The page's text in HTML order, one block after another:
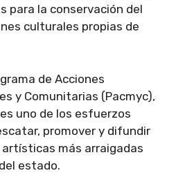
para la conservación del
culturales propias de
de Acciones
y Comunitarias (Pacmyc),
uno de los esfuerzos
promover y difundir
más arraigadas
estado.